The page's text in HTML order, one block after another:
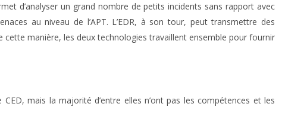
d’analyser un grand nombre de petits incidents sans rapport avec
au niveau de l’APT. L’EDR, à son tour, peut transmettre des
manière, les deux technologies travaillent ensemble pour fournir
mais la majorité d’entre elles n’ont pas les compétences et les